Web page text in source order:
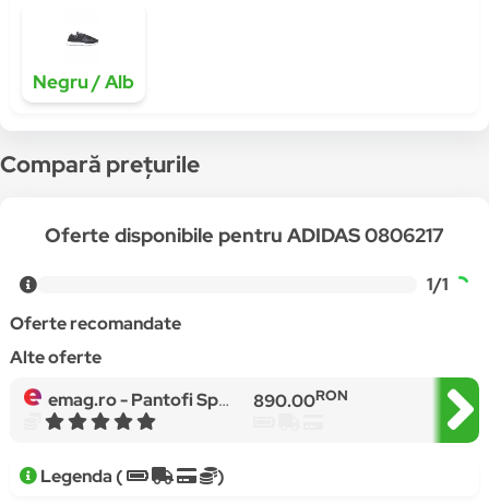
Negru / Alb
Compară prețurile
Oferte disponibile pentru ADIDAS 0806217
1/1
Oferte recomandate
Alte oferte
emag.ro -Pantofi Sport Adidas Y3 Raito Racer Boos, Negru / Alb 890.00RON
Legenda ( )